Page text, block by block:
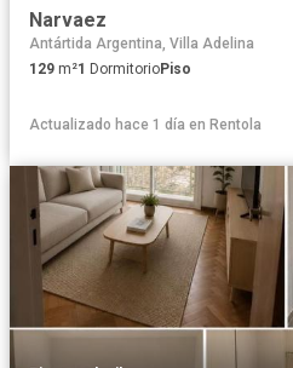
Narvaez
Antártida Argentina, Villa Adelina
129 m²1 DormitorioPiso
Actualizado hace 1 día en Rentola